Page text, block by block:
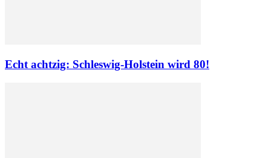
Echt achtzig: Schleswig-Holstein wird 80!